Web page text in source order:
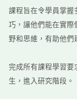
課程旨在令學員掌握
巧，讓他們能在實際
野和思維，有助他們
完成所有課程學習要
生，進入研究階段。